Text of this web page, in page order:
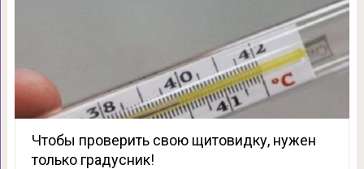
Чтобы проверить свою щитовидку, нужен
только градусник!